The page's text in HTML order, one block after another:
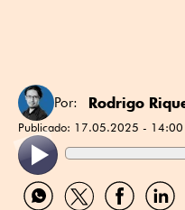
Por: Rodrigo
Publicado: 17.05.2025 - 14:00
Compartir
por
Compartir
por
Compartir
por
por